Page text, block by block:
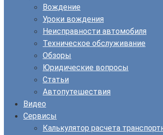
Вождение
Уроки вождения
Неисправности автомобиля
Техническое обслуживание
Обзоры
Юридические вопросы
Статьи
Автопутешествия
Видео
Сервисы
Калькулятор расчета